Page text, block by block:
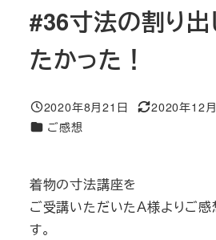
#36寸法の割り出
たかった！
投稿日
2020年8月21日
更新日
2020年12
カテゴリー
ご感想
着物の寸法講座を
ご受講いただいたＡ様よりご
す。